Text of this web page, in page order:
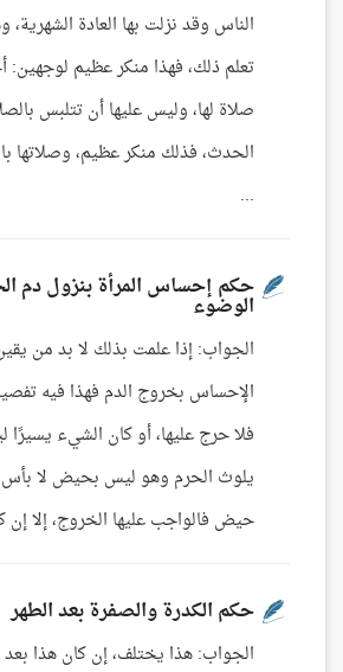
الناس وقد نزلت بها العادة
تعلم ذلك، فهذا منكر عظيم لوجهين:
صلاة لها، وليس عليها أن تتلبس
الحدث، فذلك منكر عظيم، وصلاتها
...
حكم إحساس المرأة بنزول دم
الوضوء
الجواب: إذا علمت بذلك لا بد من
الإحساس بخروج الدم فهذا فيه
فلا حرج عليها، أو كان الشيء
يلوث الحرم وهو ليس بحيض لا بأس،
حيض فالواجب عليها الخروج، إلا
حكم الكدرة والصفرة بعد الطهر
الجواب: هذا يختلف، إن كان هذا بعد